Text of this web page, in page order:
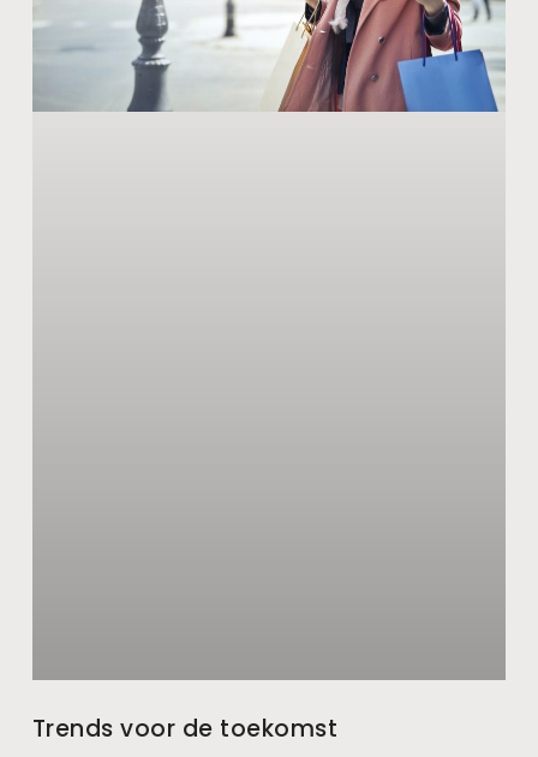
Trends voor de toekomst